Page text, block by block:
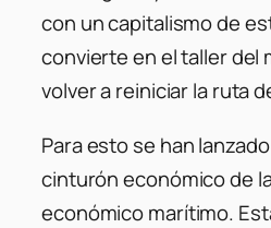
con un capitalismo de
convierte en el taller del
volver a reiniciar la ruta
Para esto se han
cinturón económico de
económico marítimo.